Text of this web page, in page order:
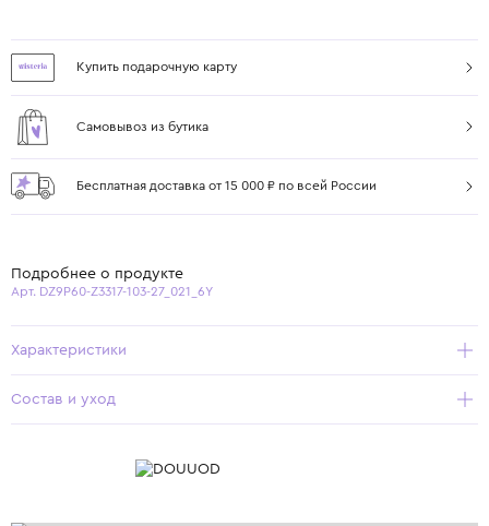
Купить подарочную карту
Самовывоз из бутика
Бесплатная доставка от 15 000 ₽ по всей России
Подробнее о продукте
Арт. DZ9P60-Z3317-103-27_021_6Y
Характеристики
Состав и уход